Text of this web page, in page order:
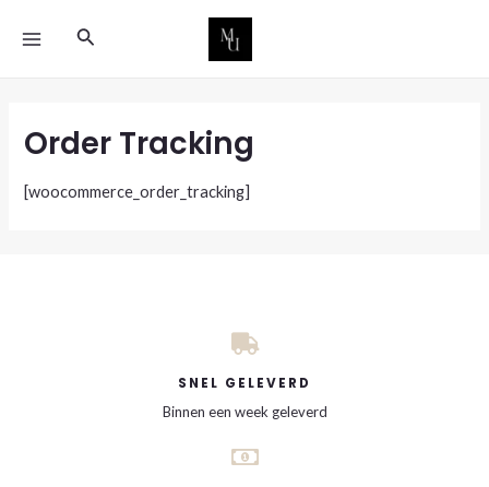
naar
Zoeken
Order Tracking
[woocommerce_order_tracking]
SNEL GELEVERD
Binnen een week geleverd